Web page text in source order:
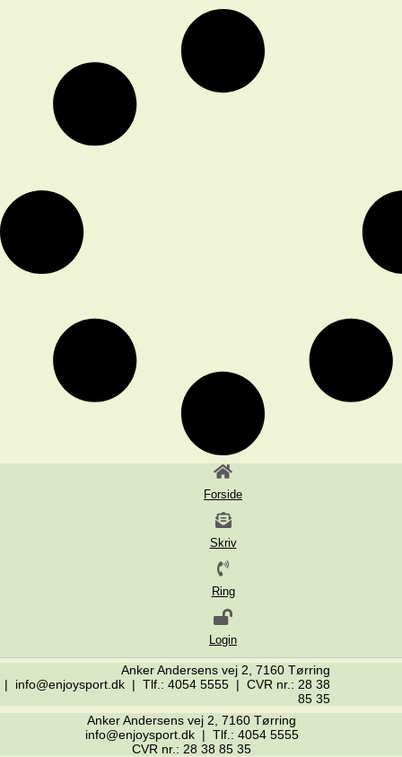
Forside
Skriv
Ring
Login
Anker Andersens vej 2, 7160 Tørring
| info@enjoysport.dk | Tlf.: 4054 5555 | CVR nr.: 28 38
85 35
Anker Andersens vej 2, 7160 Tørring
info@enjoysport.dk | Tlf.: 4054 5555
CVR nr.: 28 38 85 35